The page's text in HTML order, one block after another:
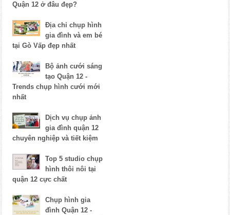
Quận 12 ở đâu đẹp?
Địa chỉ chụp hình
gia đình và em bé
tại Gò Vấp đẹp nhất
Bộ ảnh cưới sáng
tạo Quận 12 -
Trends chụp hình cưới mới
nhất
Dịch vụ chụp ảnh
gia đình quận 12
chuyên nghiệp và tiết kiệm
Top 5 studio chụp
hình thôi nôi tại
quận 12 cực chất
Chụp hình gia
đình Quận 12 -